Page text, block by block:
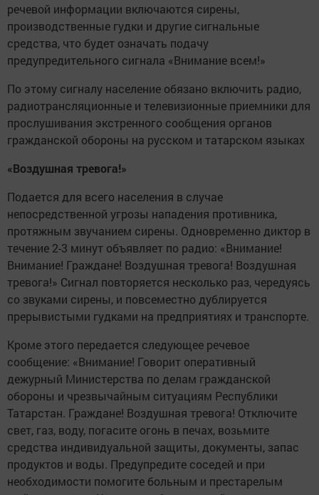
речевой информации включаются сирены,
производственные гудки и другие сигнальные
средства, что будет означать подачу
предупредительного сигнала «Внимание всем!»
По этому сигналу население обязано включить радио,
радиотрансляционные и телевизионные приемники для
прослушивания экстренного сообщения органов
гражданской обороны на русском и татарском языках
«Воздушная тревога!»
Подается для всего населения в случае
непосредственной угрозы нападения противника,
протяжным звучанием сирены. Одновременно диктор в
течение 2-3 минут объявляет по радио: «Внимание!
Внимание! Граждане! Воздушная тревога! Воздушная
тревога!» Сигнал повторяется несколько раз, чередуясь
со звуками сирены, и повсеместно дублируется
прерывистыми гудками на предприятиях и транспорте.
Кроме этого передается следующее речевое
сообщение: «Внимание! Говорит оперативный
дежурный Министерства по делам гражданской
обороны и чрезвычайным ситуациям Республики
Татарстан. Граждане! Воздушная тревога! Отключите
свет, газ, воду, погасите огонь в печах, возьмите
средства индивидуальной защиты, документы, запас
продуктов и воды. Предупредите соседей и при
необходимости помогите больным и престарелым